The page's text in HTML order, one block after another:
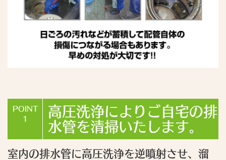
POINT
1
高圧洗浄によりご自宅の排
水管を清掃いたします。
室内の排水管に高圧洗浄を逆噴射させ、溜